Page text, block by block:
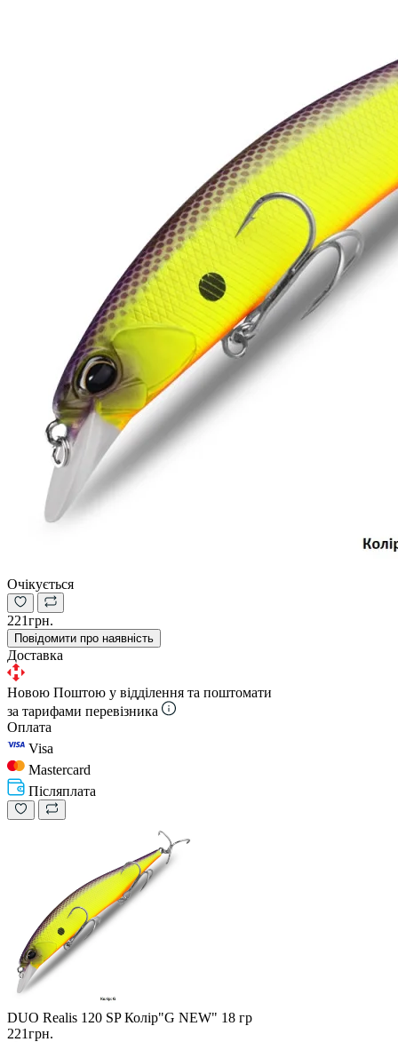
Очікується
221грн.
Повідомити про наявність
Доставка
Новою Поштою у відділення та поштомати
за тарифами перевізника
Оплата
Visa
Mastercard
Післяплата
DUO Realis 120 SP Колір"G NEW" 18 гр
221грн.